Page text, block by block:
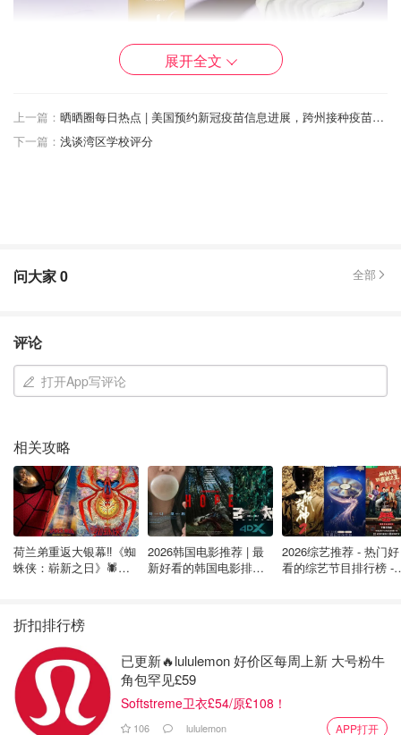
产品包装
感谢君君提供这次测评机会🙌 她们家的包裹真🉑️，天空蓝箱
小云朵超甜 15 查看原帖
这个牌子的产品真的性价比很好，打开箱子一看马卡龙色，
超好看，很简约
...
展开全文
上一篇：
晒晒圈每日热点 | 美国预约新冠疫苗信息进展，跨州接种疫苗经历，新冠疫苗有哪些？疫苗种类区别
下一篇： 浅谈湾区学校评分
问大家0 全部
评论
打开App写评论
相关攻略
荷兰弟重返大银幕‼️《蜘
蛛侠：崭新之日》🕷️北
2026韩国电影推荐 | 最
新好看的韩国电影排行
2026综艺推荐 - 热门好
看的综艺节目排行榜 -
折扣排行榜
已更新🔥lululemon 好价区每周上新 大号粉牛
角包罕见£59
Softstreme卫衣£54/原£108！
106 lululemon APP打开